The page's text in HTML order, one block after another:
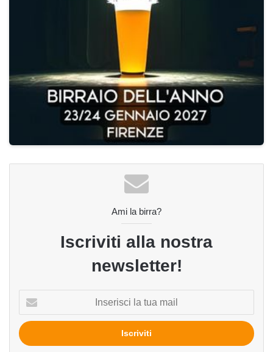
Ami la birra?
Iscriviti alla nostra
newsletter!
tua
mail